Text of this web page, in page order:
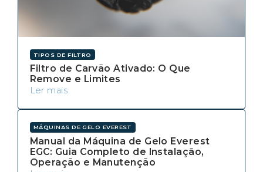
TIPOS DE FILTRO
Filtro de Carvão Ativado: O Que
Remove e Limites
Ler mais
MÁQUINAS DE GELO EVEREST
Manual da Máquina de Gelo Everest
EGC: Guia Completo de Instalação,
Operação e Manutenção